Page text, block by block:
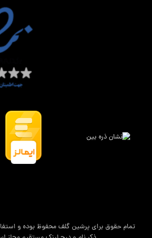
تمام حقوق برای پرشین گلف محفوظ بوده و